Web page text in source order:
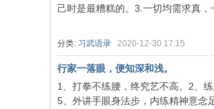
己时是最糟糕的。3.一切均需求真，
分类: 习武语录 2020-12-30 17:15
行家一落眼，便知深和浅。
1、打拳不练腰，终究艺不高。2、
5、外讲手眼身法步，内练精神意念